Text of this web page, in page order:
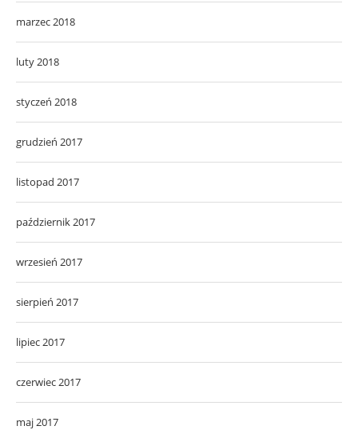
marzec 2018
luty 2018
styczeń 2018
grudzień 2017
listopad 2017
październik 2017
wrzesień 2017
sierpień 2017
lipiec 2017
czerwiec 2017
maj 2017